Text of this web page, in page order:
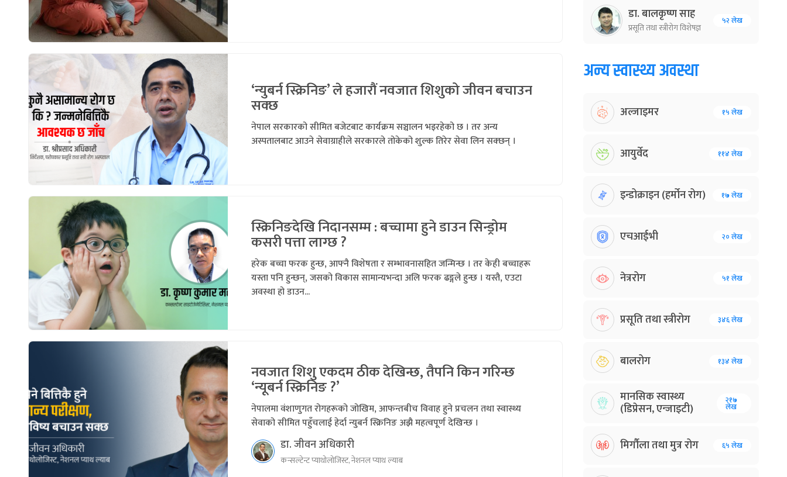
‘न्युबर्न स्क्रिनिङ’ ले हजारौं नवजात शिशुको जीवन बचाउन
सक्छ
नेपाल सरकारको सीमित बजेटबाट कार्यक्रम सञ्चालन भइरहेको छ । तर अन्य
अस्पतालबाट आउने सेवाग्राहीले सरकारले तोकेको शुल्क तिरेर सेवा लिन सक्छन् ।
स्क्रिनिङदेखि निदानसम्म : बच्चामा हुने डाउन सिन्ड्रोम
कसरी पत्ता लाग्छ ?
हरेक बच्चा फरक हुन्छ, आफ्नै विशेषता र सम्भावनासहित जन्मिन्छ । तर केही बच्चाहरू
यस्ता पनि हुन्छन्, जसको विकास सामान्यभन्दा अलि फरक ढङ्गले हुन्छ । यस्तै, एउटा
अवस्था हो डाउन...
नवजात शिशु एकदम ठीक देखिन्छ, तैपनि किन गरिन्छ
‘न्यूबर्न स्क्रिनिङ ?’
नेपालमा वंशाणुगत रोगहरूको जोखिम, आफन्तबीच विवाह हुने प्रचलन तथा स्वास्थ्य
सेवाको सीमित पहुँचलाई हेर्दा न्युबर्न स्क्रिनिङ अझै महत्वपूर्ण देखिन्छ ।
डा. जीवन अधिकारी
कन्सल्टेन्ट प्याथोलोजिस्ट, नेशनल प्याथ ल्याब
डा. बालकृष्ण साह
प्रसूति तथा स्त्रीरोग विशेषज्ञ
५२ लेख
अन्य स्वास्थ्य अवस्था
अल्जाइमर १५ लेख
आयुर्वेद ११४ लेख
इन्डोक्राइन (हर्मोन रोग) १७ लेख
एचआईभी २० लेख
नेत्ररोग ५१ लेख
प्रसूति तथा स्त्रीरोग ३४६ लेख
बालरोग १३४ लेख
मानसिक स्वास्थ्य
(डिप्रेसन, एन्जाइटी)
२१७
लेख
मिर्गौला तथा मुत्र रोग ६५ लेख